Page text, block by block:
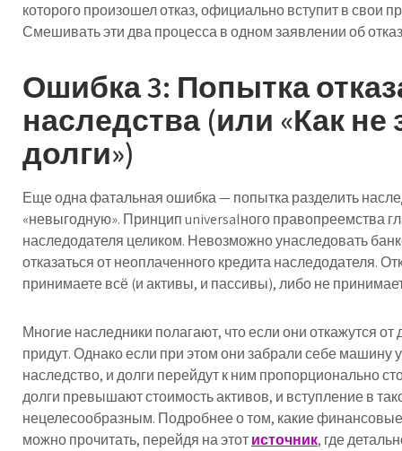
которого произошел отказ, официально вступит в свои
Смешивать эти два процесса в одном заявлении об
Ошибка 3: Попытка
наследства (или «Как не
долги»)
Еще одна фатальная ошибка — попытка разделить
«невыгодную». Принцип universalного правопреемства
наследодателя целиком. Невозможно унаследовать
отказаться от неоплаченного кредита наследодателя.
принимаете всё (и активы, и пассивы), либо не
Многие наследники полагают, что если они откажутся
придут. Однако если при этом они забрали себе машину
наследство, и долги перейдут к ним пропорционально
долги превышают стоимость активов, и вступление в
нецелесообразным. Подробнее о том, какие
можно прочитать, перейдя на этотисточник, где